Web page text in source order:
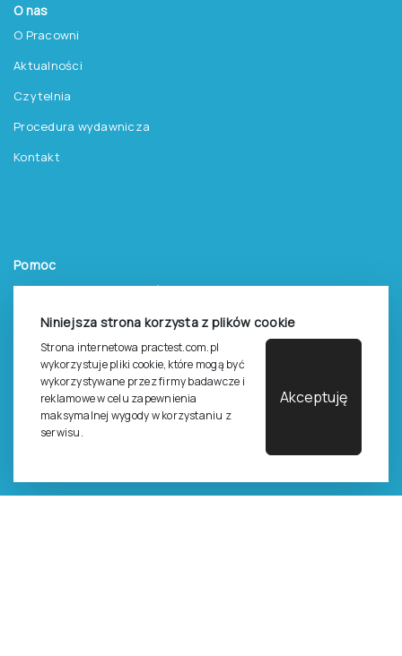
Niniejsza strona korzysta z plików cookie
Strona internetowa practest.com.pl
wykorzystuje pliki cookie, które mogą być
wykorzystywane przez firmy badawcze i
reklamowe w celu zapewnienia
maksymalnej wygody w korzystaniu z
serwisu.
Akceptuję
O nas
O Pracowni
Aktualności
Czytelnia
Procedura wydawnicza
Kontakt
Pomoc
Zasady dostępu do testów
Zasady sprzedaży testów i książek
Zasady sprzedaży e-testów
Cennik i katalog
Zasady zapisów na szkolenia
Dla studentów i doktorantów